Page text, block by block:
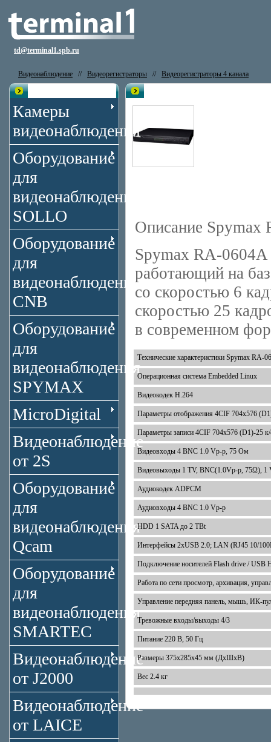
td@terminal1.spb.ru
Видеонаблюдение // Видеорегистраторы // Видеорегистраторы 4 канала
Камеры
видеонаблюдения
Оборудование
для
видеонаблюдения
SOLLO
Оборудование
для
видеонаблюдения
CNB
Оборудование
для
видеонаблюдения
SPYMAX
MicroDigital
Видеонаблюдение
от 2S
Оборудование
для
видеонаблюдения
Qcam
Оборудование
для
видеонаблюдения
SMARTEC
Видеонаблюдение
от J2000
Видеонаблюдение
от LAICE
Описание Spymax
Spymax RA-0604A
работающий на
со скоростью 6
скоростью 25
в современном
Технические характеристики Spymax RA-
Операционная система Embedded Linux
Видеокодек H.264
Параметры отображения 4CIF 704x576
Параметры записи 4CIF 704x576 (D1)-25
Видеовходы 4 BNC 1.0 Vp-p, 75 Ом
Видеовыходы 1 TV, BNC(1.0Vp-p, 75Ω),
Аудиокодек ADPCM
Аудиовходы 4 BNC 1.0 Vp-p
HDD 1 SATA до 2 TBt
Интерфейсы 2xUSB 2.0; LAN (RJ45 10/
Подключение носителей Flash drive /
Работа по сети просмотр, архивация,
Управление передняя панель, мышь, ИК-
Тревожные входы/выходы 4/3
Питание 220 В, 50 Гц
Размеры 375x285x45 мм (ДхШхВ)
Вес 2.4 кг